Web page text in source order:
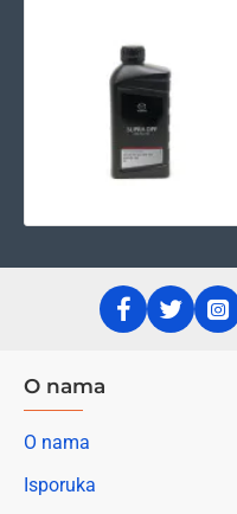
O nama
O nama
Isporuka